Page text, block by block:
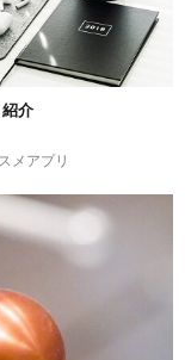
介
メアプリ